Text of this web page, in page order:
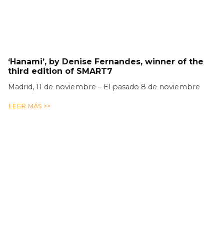
‘Hanami’, by Denise Fernandes, winner of the
third edition of SMART7
Madrid, 11 de noviembre – El pasado 8 de noviembre
LEER MÁS >>